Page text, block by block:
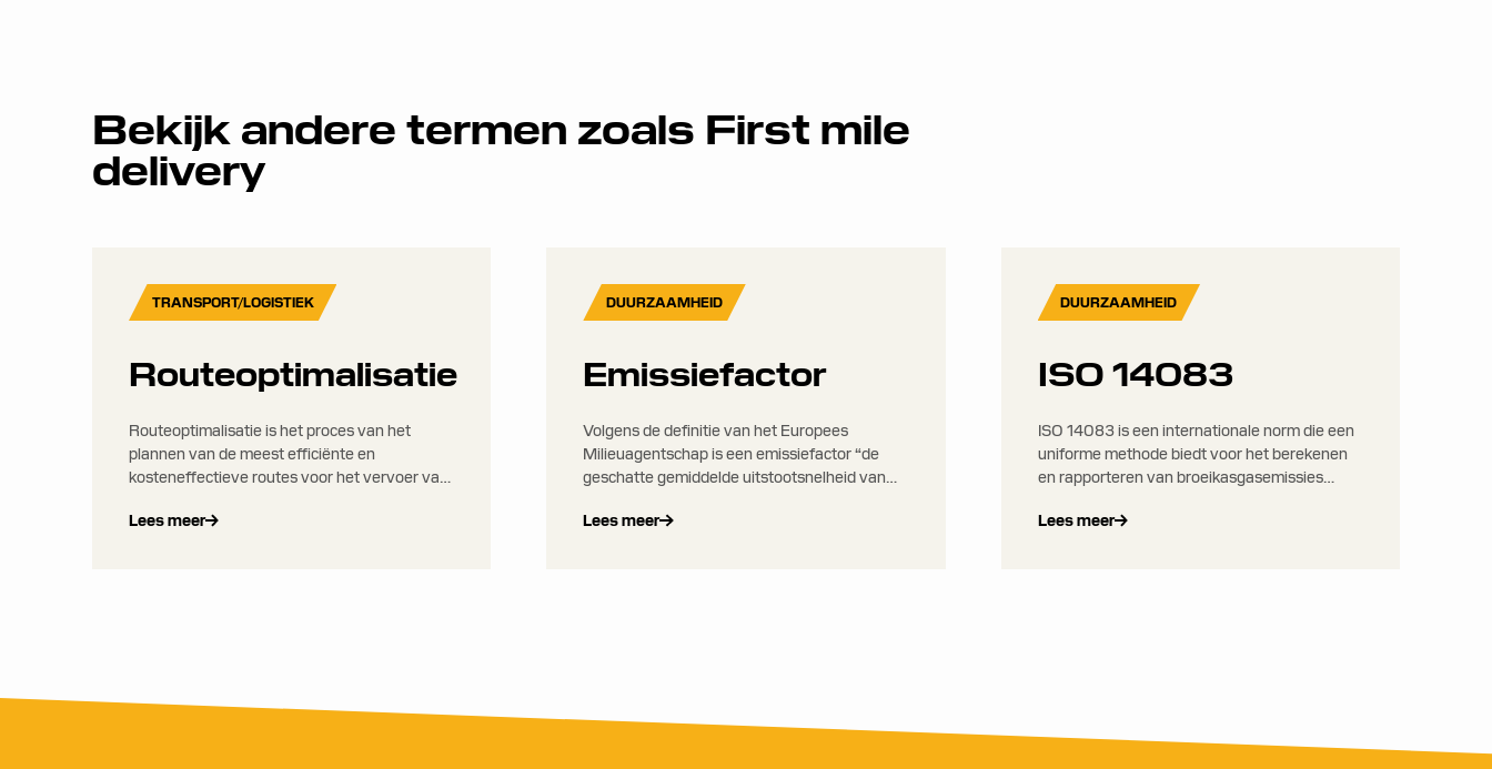
Bekijk andere termen zoals First mile
delivery
TRANSPORT/LOGISTIEK
Routeoptimalisatie
Routeoptimalisatie is het proces van het
plannen van de meest efficiënte en
kosteneffectieve routes voor het vervoer van
afstand, verkeer, tijdvensters,
Lees meer
DUURZAAMHEID
Emissiefactor
Volgens de definitie van het Europees
Milieuagentschap is een emissiefactor “de
geschatte gemiddelde uitstootsnelheid van
bepaalde bron, ten opzichte van eenheden
Lees meer
DUURZAAMHEID
ISO 14083
ISO 14083 is een internationale norm die een
uniforme methode biedt voor het berekenen
en rapporteren van broeikasgasemissies
Het biedt een consistent raamwerk voor
Lees meer